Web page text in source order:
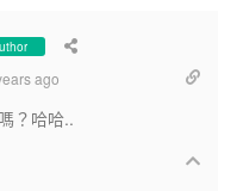
ago
？哈哈..